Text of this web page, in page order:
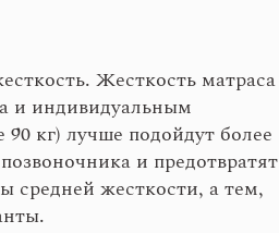
Жесткость матраса
и индивидуальным
кг) лучше подойдут более
и предотвратят
средней жесткости, а тем,